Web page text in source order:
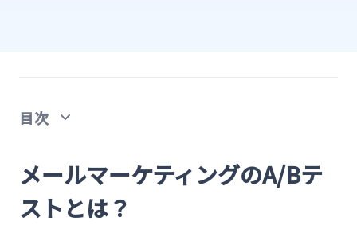
目次
メールマーケティングのA/Bテストとは？
A/Bテストの分け方
メールマーケティングのA/Bテ
ストとは？